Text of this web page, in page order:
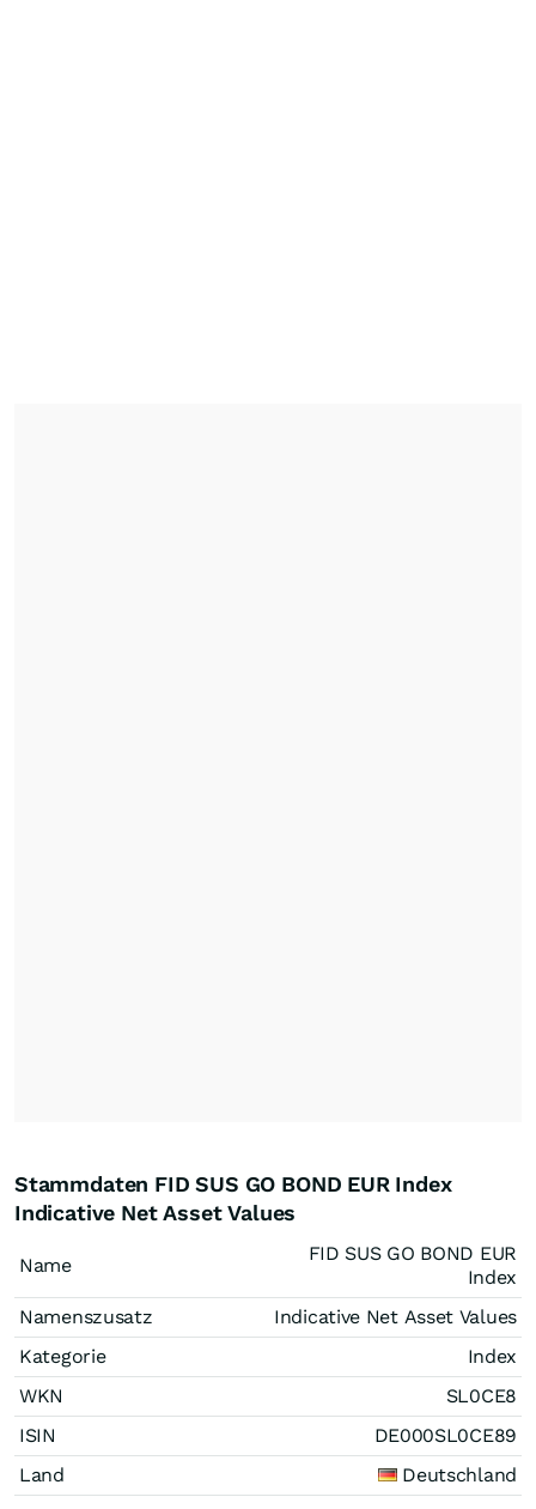
Stammdaten FID SUS GO BOND EUR Index
Indicative Net Asset Values
Name
FID SUS GO BOND EUR
Index
Namenszusatz
Indicative Net Asset Values
Kategorie
Index
WKN
SL0CE8
ISIN
DE000SL0CE89
Land
Deutschland